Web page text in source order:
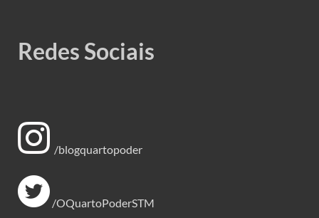
Redes Sociais
/blogquartopoder
/OQuartoPoderSTM